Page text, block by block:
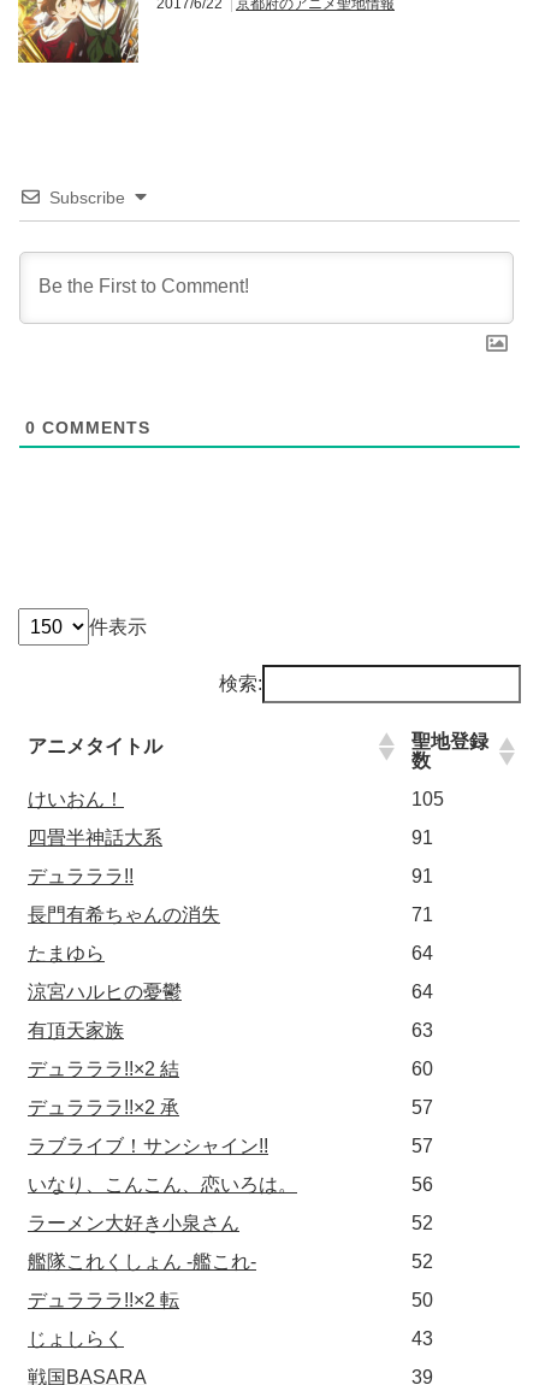
2017/6/22 京都府のアニメ聖地情報
Subscribe
0 COMMENTS
件表示
検索:
アニメタイトル
聖地登録
数
けいおん！
105
四畳半神話大系
91
デュラララ!!
91
長門有希ちゃんの消失
71
たまゆら
64
涼宮ハルヒの憂鬱
64
有頂天家族
63
デュラララ!!×2 結
60
デュラララ!!×2 承
57
ラブライブ！サンシャイン!!
57
いなり、こんこん、恋いろは。
56
ラーメン大好き小泉さん
52
艦隊これくしょん -艦これ-
52
デュラララ!!×2 転
50
じょしらく
43
戦国BASARA
39